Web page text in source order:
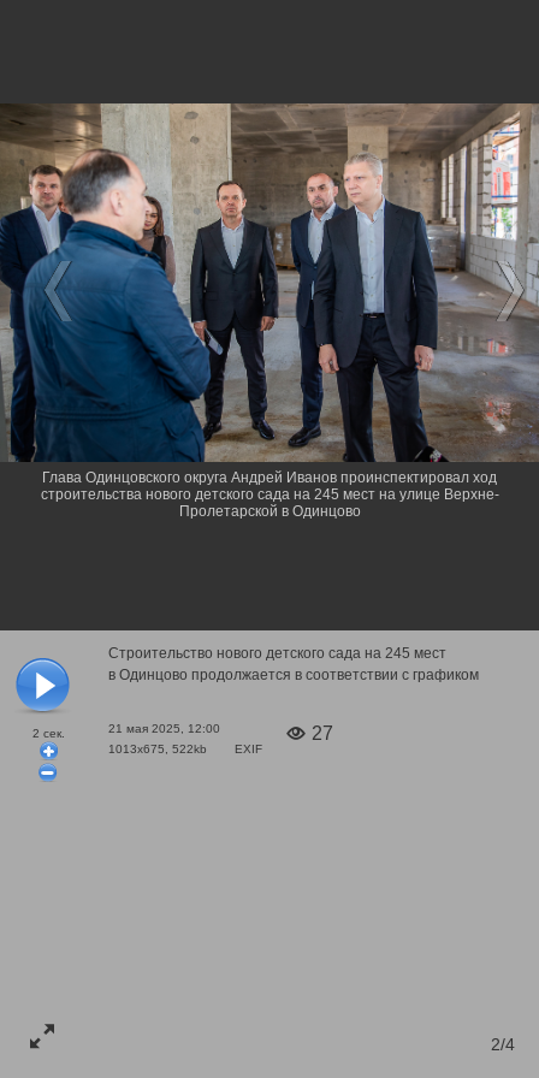
2 сек.
Строительство нового детского сада на 245 мест
в Одинцово продолжается в соответствии с графиком
21 мая 2025, 12:00
1013x675, 522kb
EXIF
27
2/4
Глава Одинцовского округа Андрей Иванов проинспектировал ход
строительства нового детского сада на 245 мест на улице Верхне-
Пролетарской в Одинцово